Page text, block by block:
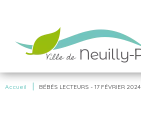
Accueil BÉBÉS LECTEURS - 17 FÉVRIER 2024